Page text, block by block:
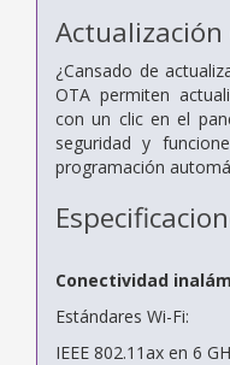
Actualización
¿Cansado de
OTA permiten
con un clic en el
seguridad y
programación
Conectividad
Estándares Wi-Fi:
IEEE 802.11ax en 6